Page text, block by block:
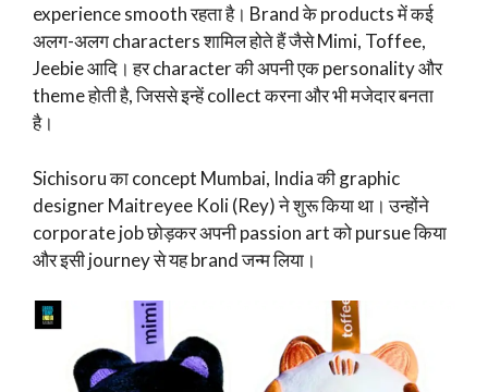
experience smooth रहता है। Brand के products में कई
अलग-अलग characters शामिल होते हैं जैसे Mimi, Toffee,
Jeebie आदि। हर character की अपनी एक personality और
theme होती है, जिससे इन्हें collect करना और भी मजेदार बनता
है।
Sichisoru का concept Mumbai, India की graphic
designer Maitreyee Koli (Rey) ने शुरू किया था। उन्होंने
corporate job छोड़कर अपनी passion art को pursue किया
और इसी journey से यह brand जन्म लिया।